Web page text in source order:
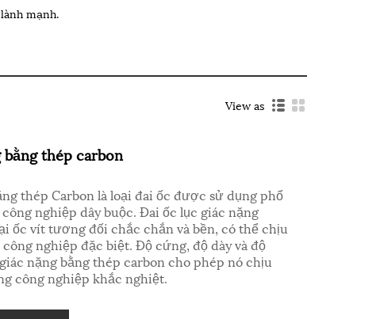
mạnh.
View as
thép carbon
thép Carbon là loại đai ốc được sử dụng phổ
nghiệp dây buộc. Đai ốc lục giác nặng
ốc vít tương đối chắc chắn và bền, có thể chịu
nghiệp đặc biệt. Độ cứng, độ dày và độ
nặng bằng thép carbon cho phép nó chịu
công nghiệp khắc nghiệt.